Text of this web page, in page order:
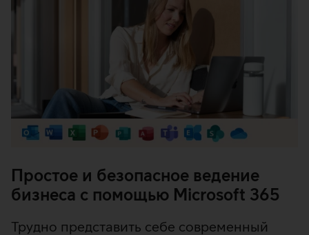
Простое и безопасное ведение
бизнеса с помощью Microsoft 365
Трудно представить себе современный